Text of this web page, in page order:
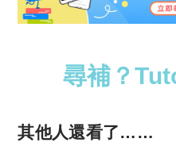
尋補？
其他人還看了……